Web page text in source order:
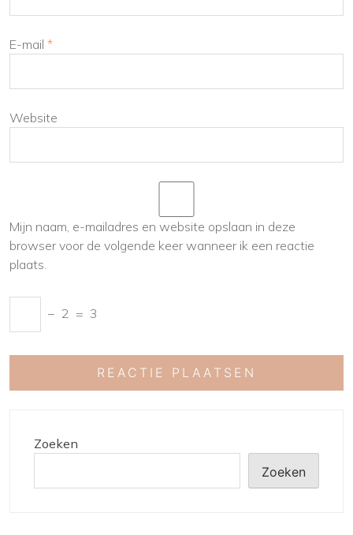
E-mail *
Website
Mijn naam, e-mailadres en website opslaan in deze
browser voor de volgende keer wanneer ik een reactie
plaats.
− 2 = 3
Zoeken
Zoeken